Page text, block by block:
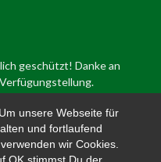
unsere Webseite für
und fortlaufend
wir Cookies.
geschützt! Danke an